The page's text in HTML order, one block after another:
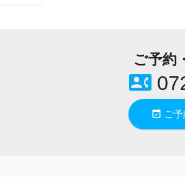
ご予約
contact_phone
event_available ご